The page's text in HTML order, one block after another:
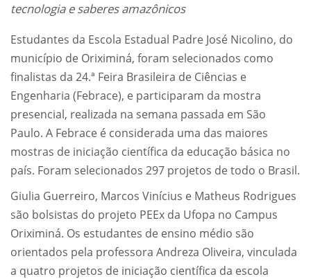
tecnologia e saberes amazônicos
Estudantes da Escola Estadual Padre José Nicolino, do
município de Oriximiná, foram selecionados como
finalistas da 24.ª Feira Brasileira de Ciências e
Engenharia (Febrace), e participaram da mostra
presencial, realizada na semana passada em São
Paulo. A Febrace é considerada uma das maiores
mostras de iniciação científica da educação básica no
país. Foram selecionados 297 projetos de todo o Brasil.
Giulia Guerreiro, Marcos Vinícius e Matheus Rodrigues
são bolsistas do projeto PEEx da Ufopa no Campus
Oriximiná. Os estudantes de ensino médio são
orientados pela professora Andreza Oliveira, vinculada
a quatro projetos de iniciação científica da escola